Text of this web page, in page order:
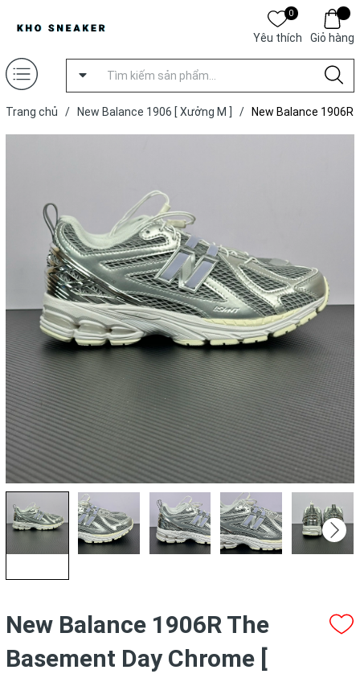
0
Yêu thích Giỏ hàng
Trang chủ / New Balance 1906 [ Xưởng M ] /
New Balance 1906R
New Balance 1906R The
Basement Day Chrome [